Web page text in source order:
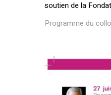
soutien de la
Programme du